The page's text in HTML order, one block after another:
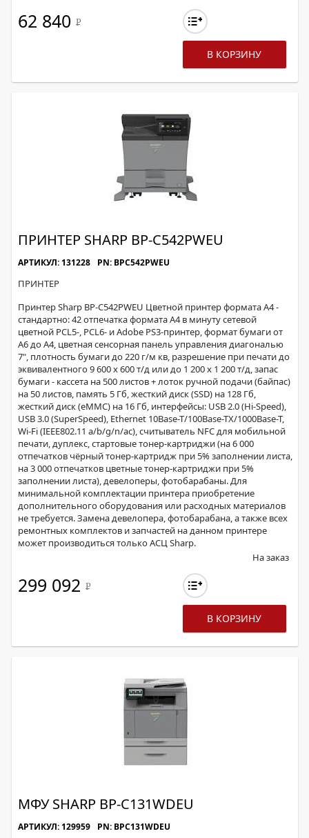
62 840 Р
В КОРЗИНУ
ПРИНТЕР SHARP BP-C542PWEU
АРТИКУЛ: 131228 PN: BPC542PWEU
ПРИНТЕР
Принтер Sharp BP-C542PWEU Цветной принтер формата A4 -
стандартно: 42 отпечатка формата A4 в минуту сетевой
цветной PCL5-, PCL6- и Adobe PS3-принтер, формат бумаги от
A6 до A4, цветная сенсорная панель управления диагональю
7", плотность бумаги до 220 г/м кв, разрешение при печати до
эквивалентного 9 600 x 600 т/д или до 1 200 х 1 200 т/д, запас
бумаги - кассета на 500 листов + лоток ручной подачи (байпас)
на 50 листов, память 5 Гб, жесткий диск (SSD) на 128 Гб,
жесткий диск (eMMC) на 16 Гб, интерфейсы: USB 2.0 (Hi-Speed),
USB 3.0 (SuperSpeed), Ethernet 10Base-T/100Base-TX/1000Base-T,
Wi-Fi (IEEE802.11 a/b/g/n/ac), считыватель NFC для мобильной
печати, дуплекс, стартовые тонер-картриджи (на 6 000
отпечатков чёрный тонер-картридж при 5% заполнении листа,
на 3 000 отпечатков цветные тонер-картриджи при 5%
заполнении листа), девелоперы, фотобарабаны. Для
минимальной комплектации принтера приобретение
дополнительного оборудования или расходных материалов
не требуется. Замена девелопера, фотобарабана, а также всех
ремонтных комплектов и запчастей на данном принтере
может производиться только АСЦ Sharp.
На заказ
299 092 Р
В КОРЗИНУ
МФУ SHARP BP-C131WDEU
АРТИКУЛ: 129959 PN: BPC131WDEU